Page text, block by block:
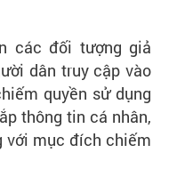
các đối tượng giả
dân truy cập vào
quyền sử dụng
thông tin cá nhân,
với mục đích chiếm